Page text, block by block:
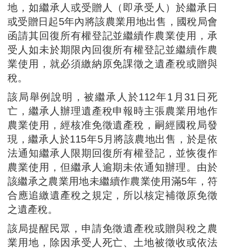
地，如繼承人或受贈人（即承受人）於繼承日
或受贈日起5年內將該農業用地出售，國稅局會
函請其回復所有權登記並繼續作農業使用，承
受人如未於期限內回復所有權登記並繼續作農
業使用，就必須繳納原免課徵之遺產稅或贈與
稅。
該局舉例說明，被繼承人於112年1月31日死
亡，繼承人辦理遺產稅申報時主張農業用地作
農業使用，經核准免徵遺產稅，嗣經國稅局發
現，繼承人於115年5月將該農地出售，於是依
法通知繼承人限期回復所有權登記，並恢復作
農業使用，但繼承人逾期未依通知辦理。由於
該繼承之農業用地未繼續作農業使用滿5年，符
合應追繳遺產稅之規定，所以核定補徵原免徵
之遺產稅。
該局提醒民眾，申請免徵遺產稅或贈與稅之農
業用地，除因承受人死亡、土地被徵收或依法